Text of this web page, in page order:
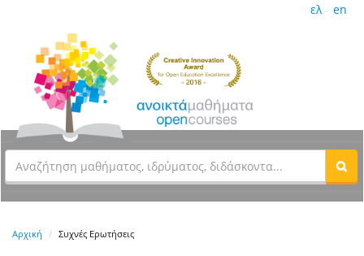
ελ en
Αρχική Συχνές Ερωτήσεις